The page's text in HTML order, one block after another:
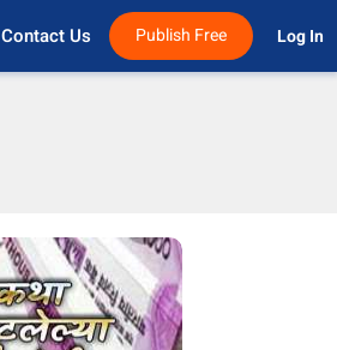
Contact Us Publish Free Log In